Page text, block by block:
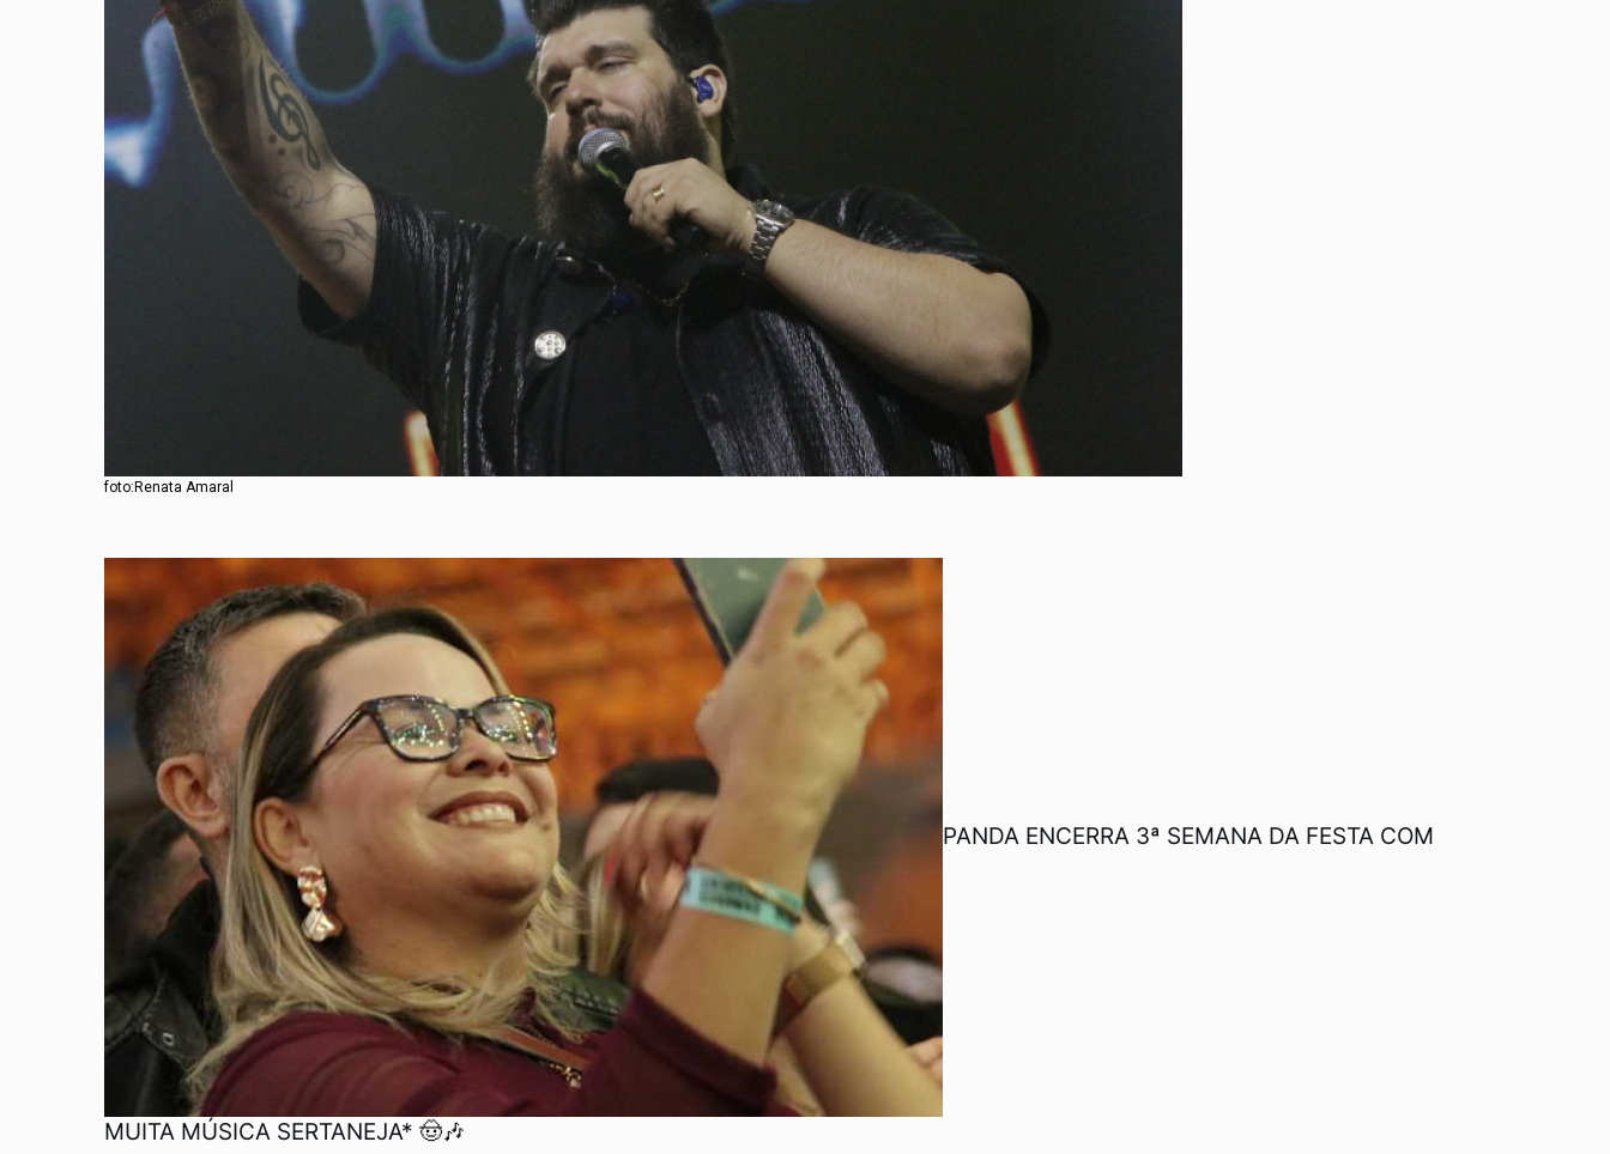
foto:Renata Amaral
PANDA ENCERRA 3ª SEMANA DA FESTA COM
MUITA MÚSICA SERTANEJA* 🤠🎶